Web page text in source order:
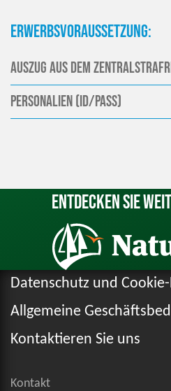
Erwerbsvoraussetzung:
Auszug aus dem
Personalien (ID/Pass)
Entdecken Sie
Datenschutz und
Allgemeine
Kontaktieren Sie uns
Kontakt